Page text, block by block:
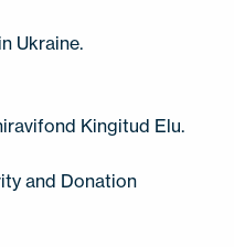
Ukraine.
Kingitud Elu.
and Donation